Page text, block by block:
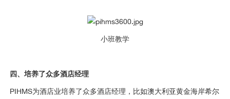
小班教学
四、培养了众多酒店经理
PIHMS为酒店业培养了众多酒店经理，比如澳大利亚黄金海岸希尔